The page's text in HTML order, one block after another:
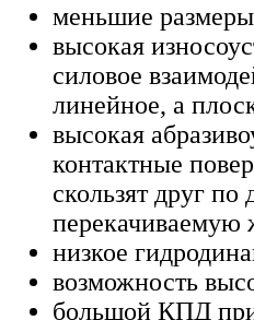
меньшие
высокая
силовое
линейное, а
высокая
контактные
скользят друг по
перекачиваемую
низкое
возможность
большой КПД